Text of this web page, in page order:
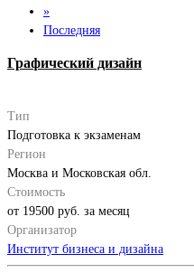
»
Последняя
Графический дизайн
Тип
Подготовка к экзаменам
Регион
Москва и Московская обл.
Стоимость
от 19500 руб. за месяц
Организатор
Институт бизнеса и дизайна